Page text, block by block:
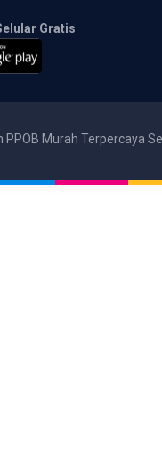
Gratis
Murah Terpercaya